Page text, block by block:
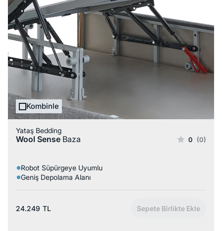
Kombinle
Yataş Bedding
Wool Sense Baza 0 (0)
Robot Süpürgeye Uyumlu
Geniş Depolama Alanı
24.249 TL Sepete Birlikte Ekle